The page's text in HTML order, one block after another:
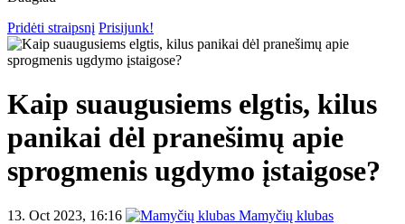
Pridėti straipsnį Prisijunk!
Kaip suaugusiems elgtis, kilus
panikai dėl pranešimų apie
sprogmenis ugdymo įstaigose?
13. Oct 2023, 16:16
Mamyčių klubas